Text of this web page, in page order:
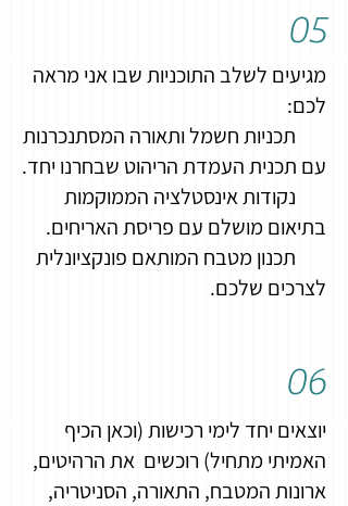
05
מגיעים לשלב התוכניות שבו אני מראה
לכם:
תכניות חשמל ותאורה המסתנכרנות
עם תכנית העמדת הריהוט שבחרנו יחד.
נקודות אינסטלציה הממוקמות
בתיאום מושלם עם פריסת האריחים.
תכנון מטבח המותאם פונקציונלית
לצרכים שלכם.
06
יוצאים יחד לימי רכישות (וכאן הכיף
האמיתי מתחיל) רוכשים את הרהיטים,
ארונות המטבח, התאורה, הסניטריה,